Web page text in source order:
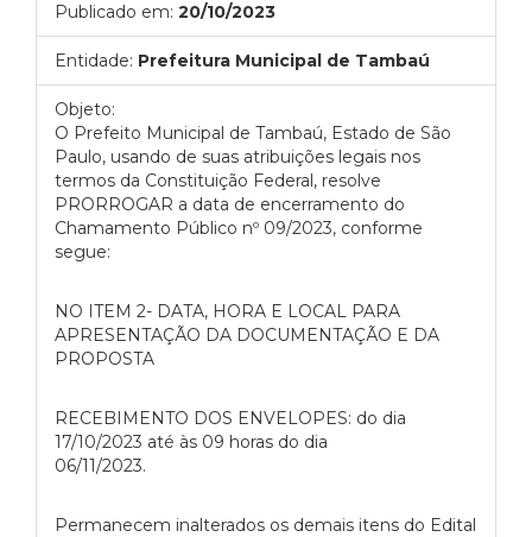
Publicado em: 20/10/2023
Entidade: Prefeitura Municipal de Tambaú
Objeto:
O Prefeito Municipal de Tambaú, Estado de São
Paulo, usando de suas atribuições legais nos
termos da Constituição Federal, resolve
PRORROGAR a data de encerramento do
Chamamento Público nº 09/2023, conforme
segue:
NO ITEM 2- DATA, HORA E LOCAL PARA
APRESENTAÇÃO DA DOCUMENTAÇÃO E DA
PROPOSTA
RECEBIMENTO DOS ENVELOPES: do dia
17/10/2023 até às 09 horas do dia
06/11/2023.
Permanecem inalterados os demais itens do Edital